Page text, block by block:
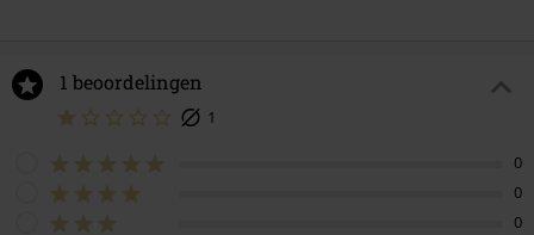
1 beoordelingen
1
0
0
0